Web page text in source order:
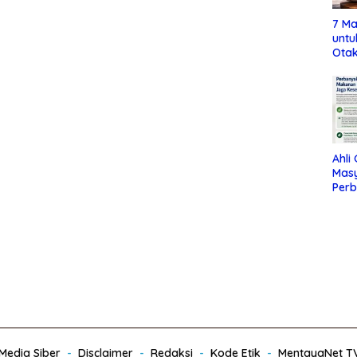
7
Ahli
Siber Disclaimer Redaksi Kode Etik MentayaNet